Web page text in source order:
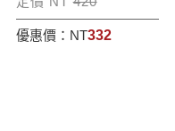
優惠價： NT332